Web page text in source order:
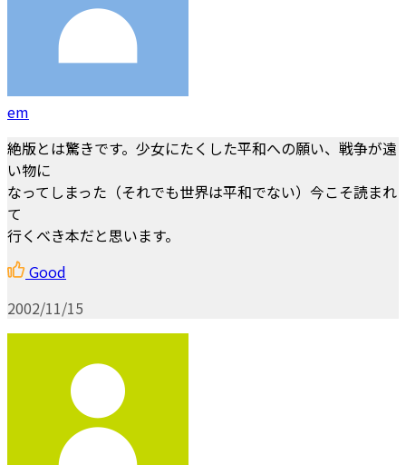
em
絶版とは驚きです。少女にたくした平和への願い、戦争が遠
い物に
なってしまった（それでも世界は平和でない）今こそ読まれ
て
行くべき本だと思います。
Good
2002/11/15